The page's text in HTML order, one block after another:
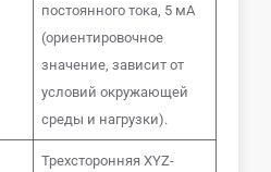
постоянного тока, 5 мА
(ориентировочное
значение, зависит от
условий окружающей
среды и нагрузки).
Трехсторонняя XYZ-